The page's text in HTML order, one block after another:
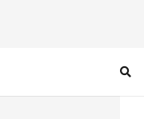
results